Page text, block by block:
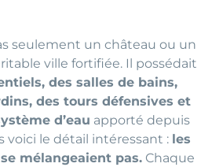
seulement un château ou un
ville fortifiée. Il possédait
des salles de bains,
des tours défensives et
d’eau apporté depuis
voici le détail intéressant : les
mélangeaient pas. Chaque